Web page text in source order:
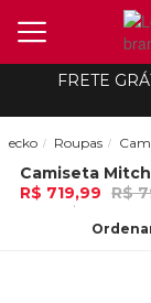
FRETE
ecko Roupas
R$ 719,99 R$
12x de R$ 59,99 Ou